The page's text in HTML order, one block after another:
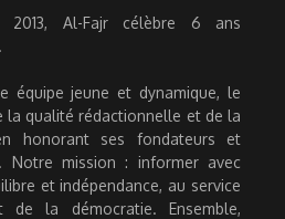
Al-Fajr célèbre 6 ans
équipe jeune et dynamique, le
la qualité rédactionnelle et de la
honorant ses fondateurs et
Notre mission : informer avec
et indépendance, au service
de la démocratie. Ensemble,